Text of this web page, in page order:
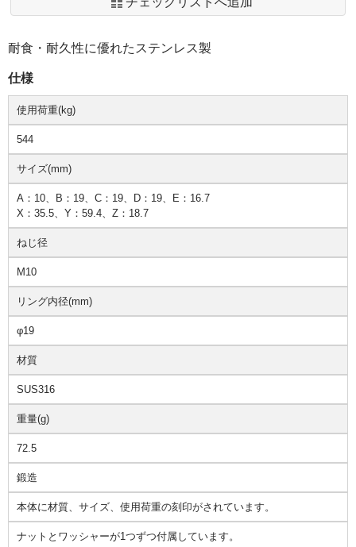
耐食・耐久性に優れたステンレス製
仕様
使用荷重(kg)
544
サイズ(mm)
A：10、B：19、C：19、D：19、E：16.7
X：35.5、Y：59.4、Z：18.7
ねじ径
M10
リング内径(mm)
φ19
材質
SUS316
重量(g)
72.5
鍛造
本体に材質、サイズ、使用荷重の刻印がされています。
ナットとワッシャーが1つずつ付属しています。